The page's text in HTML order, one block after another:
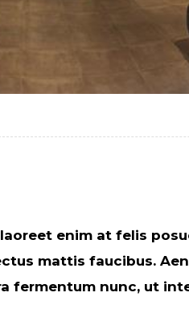
enim at felis
mattis faucibus.
nunc, ut